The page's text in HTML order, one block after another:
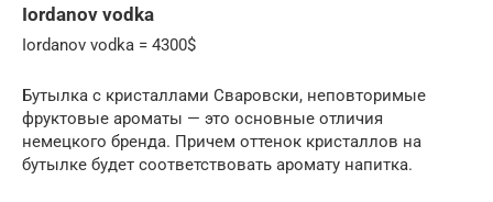
Iordanov vodka
Iordanov vodka = 4300$
Бутылка с кристаллами Сваровски, неповторимые
фруктовые ароматы — это основные отличия
немецкого бренда. Причем оттенок кристаллов на
бутылке будет соответствовать аромату напитка.